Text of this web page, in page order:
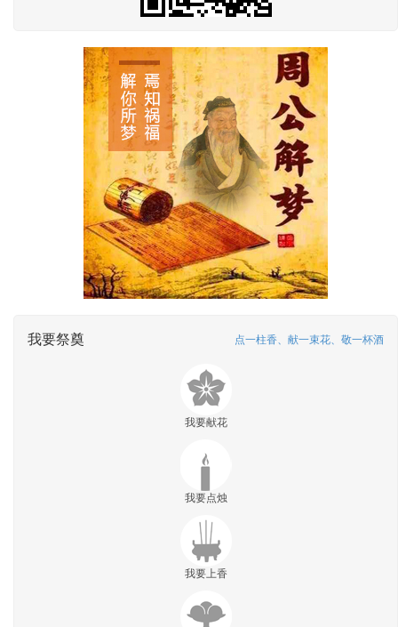
我要祭奠 点一柱香、献一束花、敬一杯酒
我要献花
我要点烛
我要上香